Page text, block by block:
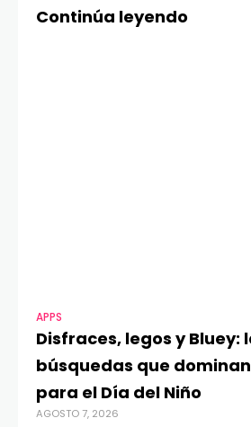
Continúa leyendo
APPS
Disfraces, legos y Bluey:
búsquedas que
para el Día del Niño
AGOSTO 7, 2026